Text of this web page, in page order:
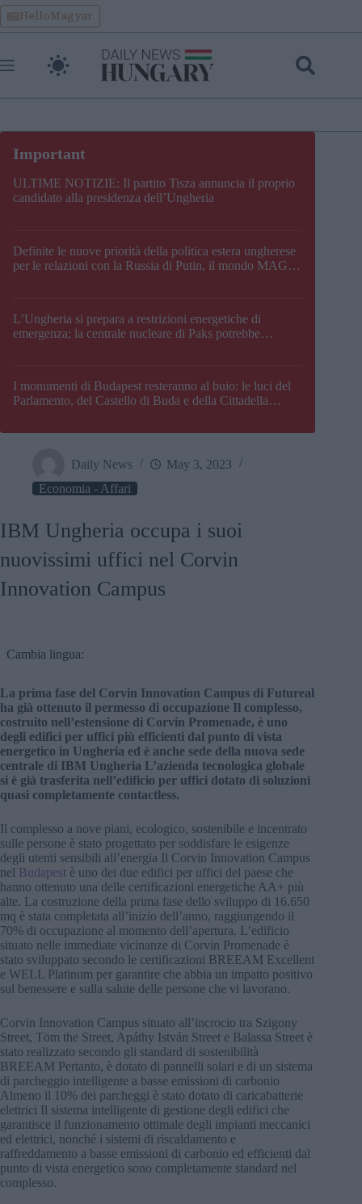
Skip
to
content
HelloMagyar
ULTIME NOTIZIE: Il partito Tisza annuncia il proprio
candidato alla presidenza dell’Ungheria
Definite le nuove priorità della politica estera ungherese
per le relazioni con la Russia di Putin, il mondo MAGA,
L’Ungheria si prepara a restrizioni energetiche di
emergenza; la centrale nucleare di Paks potrebbe
I monumenti di Budapest resteranno al buio: le luci del
Parlamento, del Castello di Buda e della Cittadella
Daily News
May 3, 2023
Economia - Affari
IBM Ungheria occupa i suoi
nuovissimi uffici nel Corvin
Innovation Campus
Cambia lingua:
La prima fase del Corvin Innovation Campus di Futureal
ha già ottenuto il permesso di occupazione Il complesso,
costruito nell’estensione di Corvin Promenade, è uno
degli edifici per uffici più efficienti dal punto di vista
energetico in Ungheria ed è anche sede della nuova sede
centrale di IBM Ungheria L’azienda tecnologica globale
si è già trasferita nell’edificio per uffici dotato di soluzioni
quasi completamente contactless.
Il complesso a nove piani, ecologico, sostenibile e incentrato
sulle persone è stato progettato per soddisfare le esigenze
degli utenti sensibili all’energia Il Corvin Innovation Campus
nel Budapest è uno dei due edifici per uffici del paese che
hanno ottenuto una delle certificazioni energetiche AA+ più
alte. La costruzione della prima fase dello sviluppo di 16.650
mq è stata completata all’inizio dell’anno, raggiungendo il
70% di occupazione al momento dell’apertura. L’edificio
situato nelle immediate vicinanze di Corvin Promenade è
stato sviluppato secondo le certificazioni BREEAM Excellent
e WELL Platinum per garantire che abbia un impatto positivo
sul benessere e sulla salute delle persone che vi lavorano.
Corvin Innovation Campus situato all’incrocio tra Szigony
Street, Töm the Street, Apáthy István Street e Balassa Street è
stato realizzato secondo gli standard di sostenibilità
BREEAM Pertanto, è dotato di pannelli solari e di un sistema
di parcheggio intelligente a basse emissioni di carbonio
Almeno il 10% dei parcheggi è stato dotato di caricabatterie
elettrici Il sistema intelligente di gestione degli edifici che
garantisce il funzionamento ottimale degli impianti meccanici
ed elettrici, nonché i sistemi di riscaldamento e
raffreddamento a basse emissioni di carbonio ed efficienti dal
punto di vista energetico sono completamente standard nel
complesso.